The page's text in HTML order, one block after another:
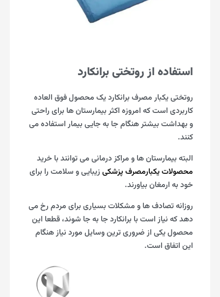
استفاده از روتختی برانکارد
روتختی یکبار مصرف برانکارد یک محصول فوق العاده
کاربردی است که امروزه اکثر بیمارستان ها برای راحتی
و بهداشت بیشتر هنگام جا به جایی بیمار استفاده می
کنند.
البته بیمارستان ها و مراکز درمانی می توانند با خرید
محصولات یکبارمصرف پزشکی زیبایی و سلامت را برای
خود به ارمغان بیاورند.
روزانه تصادف ها و مشکلات بسیاری برای مردم رخ می
دهد که نیاز است با برانکارد جا به جا شوند، قطعا این
محصول یکی از ضروری ترین وسایل مورد نیاز هنگام
این اتفاق است.